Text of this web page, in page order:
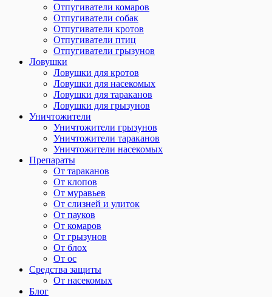
Отпугиватели комаров
Отпугиватели собак
Отпугиватели кротов
Отпугиватели птиц
Отпугиватели грызунов
Ловушки
Ловушки для кротов
Ловушки для насекомых
Ловушки для тараканов
Ловушки для грызунов
Уничтожители
Уничтожители грызунов
Уничтожители тараканов
Уничтожители насекомых
Препараты
От тараканов
От клопов
От муравьев
От слизней и улиток
От пауков
От комаров
От грызунов
От блох
От ос
Средства защиты
От насекомых
Блог